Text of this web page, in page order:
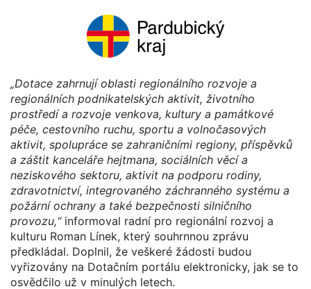
„Dotace zahrnují oblasti regionálního rozvoje a
regionálních podnikatelských aktivit, životního
prostředí a rozvoje venkova, kultury a památkové
péče, cestovního ruchu, sportu a volnočasových
aktivit, spolupráce se zahraničními regiony, příspěvků
a záštit kanceláře hejtmana, sociálních věcí a
neziskového sektoru, aktivit na podporu rodiny,
zdravotnictví, integrovaného záchranného systému a
požární ochrany a také bezpečnosti silničního
provozu,“informoval radní pro regionální rozvoj a
kulturu Roman Línek, který souhrnnou zprávu
předkládal. Doplnil, že veškeré žádosti budou
vyřizovány na Dotačním portálu elektronicky, jak se to
osvědčilo už v minulých letech.